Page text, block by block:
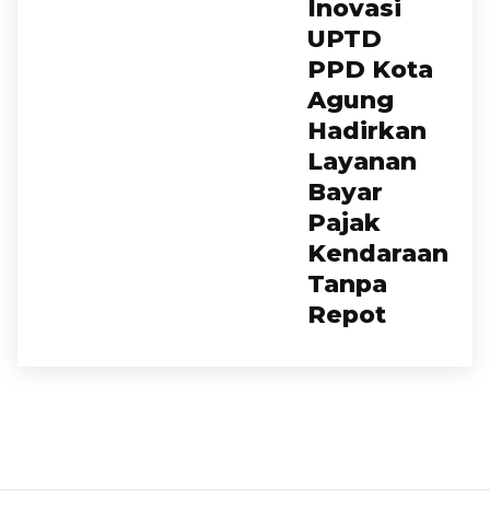
Inovasi
UPTD
PPD Kota
Agung
Hadirkan
Layanan
Bayar
Pajak
Kendaraan
Tanpa
Repot